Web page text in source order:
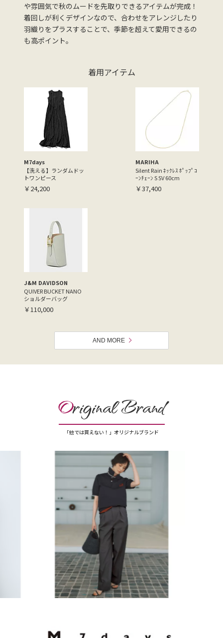
や雰囲気で秋のムードを先取りできるアイテムが完成！
着回しが利くデザインなので、合わせをアレンジしたり
羽織りをプラスすることで、季節を超えて愛用できるの
も高ポイント。
着用アイテム
M7days
【洗える】ランダムドッ
トワンピース
￥24,200
MARIHA
Silent Rain ﾈｯｸﾚｽ ﾎﾟｯﾌﾟｺ
ｰﾝﾁｪｰﾝ S SV 60cm
￥37,400
J&M DAVIDSON
QUIVER BUCKET NANO
ショルダーバッグ
￥110,000
AND MORE
Original Brand
「他では買えない！」オリジナルブランド